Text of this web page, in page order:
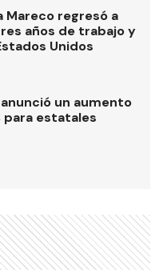
Mareco regresó a
años de trabajo y
Unidos
un aumento
para estatales